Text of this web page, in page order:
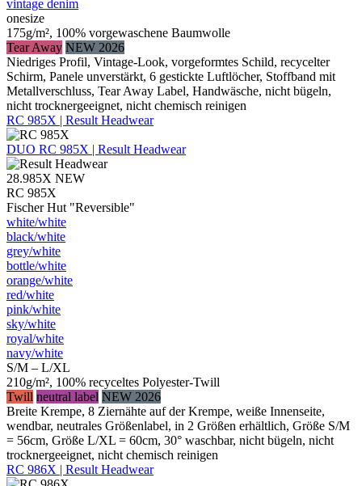
vintage denim
onesize
175g/m², 100% vorgewaschene Baumwolle
Tear Away NEW 2026
Niedriges Profil, Vintage-Look, vorgeformtes Schild, recycelter
Schirm, Panele unverstärkt, 6 gestickte Luftlöcher, Stoffband mit
Metallverschluss, Tear Away Label, Handwäsche, nicht bügeln,
nicht trocknergeeignet, nicht chemisch reinigen
RC 985X | Result Headwear
DUO RC 985X | Result Headwear
28.985X NEW
RC 985X
Fischer Hut "Reversible"
white/​white
black/​white
grey/​white
bottle/​white
orange/​white
red/​white
pink/​white
sky/​white
royal/​white
navy/​white
S/M – L/XL
210g/m², 100% recyceltes Polyester-Twill
Twill neutral label NEW 2026
Breite Krempe, 8 Ziernähte auf der Krempe, weiße Innenseite,
wendbar, neutrales Größenlabel, in 2 Größen erhältlich, Größe S/M
= 56cm, Größe L/XL = 60cm, 30° waschbar, nicht bügeln, nicht
trocknergeeignet, nicht chemisch reinigen
RC 986X | Result Headwear